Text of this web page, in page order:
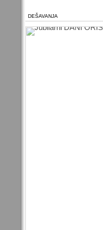
DEŠAVANJA